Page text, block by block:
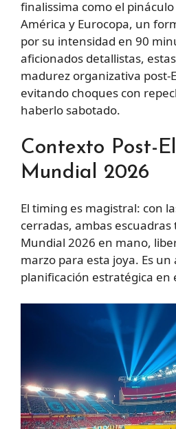
finalissima como el
América y Eurocopa, un
por su intensidad en 90
aficionados detallistas,
madurez organizativa post-
evitando choques con
haberlo sabotado.
Contexto Post-
Mundial 2026
El timing es magistral: con
cerradas, ambas
Mundial 2026 en mano,
marzo para esta joya. Es
planificación estratégica en